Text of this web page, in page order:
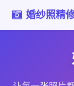
婚纱照精